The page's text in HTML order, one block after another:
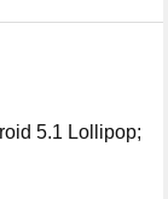
5.1 Lollipop;